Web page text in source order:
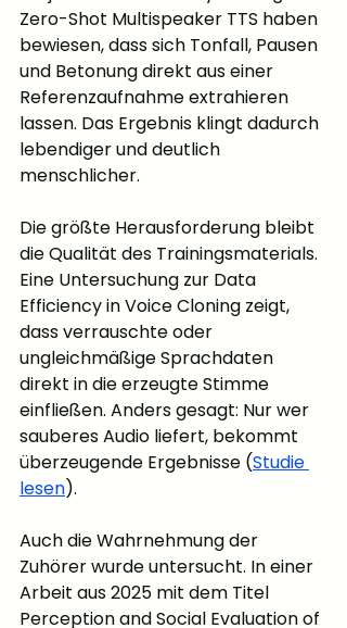
Zero-Shot Multispeaker TTS haben
bewiesen, dass sich Tonfall, Pausen
und Betonung direkt aus einer
Referenzaufnahme extrahieren
lassen. Das Ergebnis klingt dadurch
lebendiger und deutlich
menschlicher.
Die größte Herausforderung bleibt
die Qualität des Trainingsmaterials.
Eine Untersuchung zur Data
Efficiency in Voice Cloning zeigt,
dass verrauschte oder
ungleichmäßige Sprachdaten
direkt in die erzeugte Stimme
einfließen. Anders gesagt: Nur wer
sauberes Audio liefert, bekommt
überzeugende Ergebnisse (Studie
lesen).
Auch die Wahrnehmung der
Zuhörer wurde untersucht. In einer
Arbeit aus 2025 mit dem Titel
Perception and Social Evaluation of